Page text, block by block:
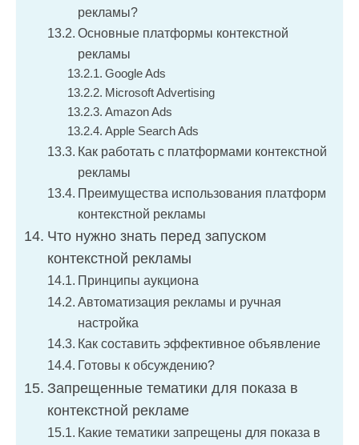
рекламы?
Основные платформы контекстной
рекламы
Google Ads
Microsoft Advertising
Amazon Ads
Apple Search Ads
Как работать с платформами контекстной
рекламы
Преимущества использования платформ
контекстной рекламы
Что нужно знать перед запуском
контекстной рекламы
Принципы аукциона
Автоматизация рекламы и ручная
настройка
Как составить эффективное объявление
Готовы к обсуждению?
Запрещенные тематики для показа в
контекстной рекламе
Какие тематики запрещены для показа в